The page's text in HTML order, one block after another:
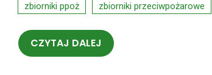
zbiorniki ppoż
zbiorniki przeciwpożarowe
CZYTAJ DALEJ